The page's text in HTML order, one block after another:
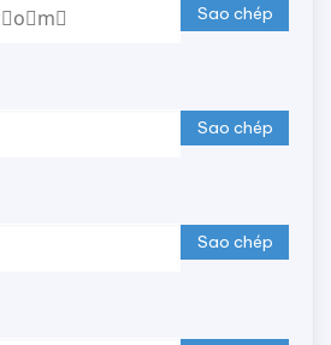
Sao chép
Sao chép
Sao chép